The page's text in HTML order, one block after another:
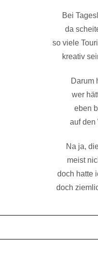
Bei
da
so viele
kreativ
Darum
wer
eben
auf den
Na ja,
meist
doch hatte
doch